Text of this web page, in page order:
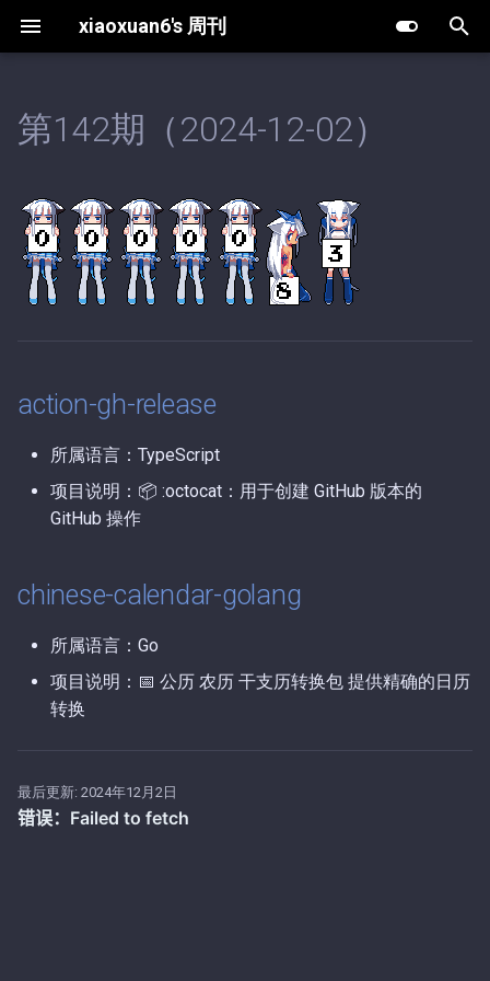
xiaoxuan6's 周刊
入
以
始
搜
索
action-gh-release
chinese-calendar-golang
第63期（2025-12-30）.md
第62期（2025-12-25）.md
第61期（2025-12-19）.md
第60期（2025-12-18）.md
第58期（2025-12-13）.md
第57期（2025-11-18）.md
第56期（2025-11-17）.md
第54期（2025-11-15）.md
第53期（2025-11-14）.md
第51期（2025-11-07）.md
第10期（2026-08-02）.md
第9期（2026-05-20）.md
第8期（2026-05-13）.md
第7期（2026-04-27）.md
第5期（2026-03-15）.md
第4期（2026-01-08）.md
第3期（2026-01-05）.md
第1期（2026-01-02）.md
第142期（2024-12-02）
action-gh-release
所属语言：TypeScript
项目说明：📦 :octocat：用于创建 GitHub 版本的
GitHub 操作
chinese-calendar-golang
所属语言：Go
项目说明：📅 公历 农历 干支历转换包 提供精确的日历
转换
最后更新: 2024年12月2日